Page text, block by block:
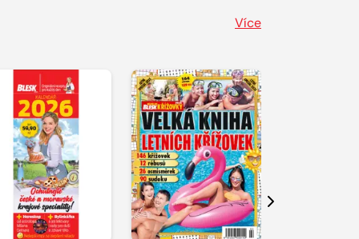
Více
Další